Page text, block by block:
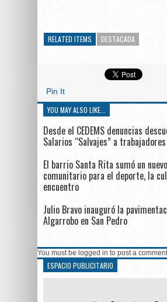
RELATED ITEMS DESTACADA
Pin It
YOU MAY ALSO LIKE...
Desde el CEDEMS denuncias
Salarios “Salvajes” a
El barrio Santa Rita sumó un
comunitario para el deporte, la
encuentro
Julio Bravo inauguró la
Algarrobo en San Pedro
You must be logged in to post a
ESPACIO PUBLICITARIO